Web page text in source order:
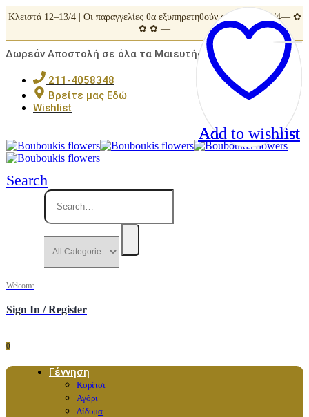
Κλειστά 12–13/4 | Οι παραγγελίες θα εξυπηρετηθούν από Τρίτη 14/4— ✿
✿ ✿ —
Δωρεάν Αποστολή σε όλα τα Μαιευτήρια της Αττικής
211-4058348
Βρείτε μας Εδώ
Wishlist
Search
Welcome
Sign In / Register
0
Γέννηση
Κορίτσι
Αγόρι
Δίδυμα
Add to wishlist
Add to wishlist
Add to wishlist
Add to wishlist
Add to wishlist